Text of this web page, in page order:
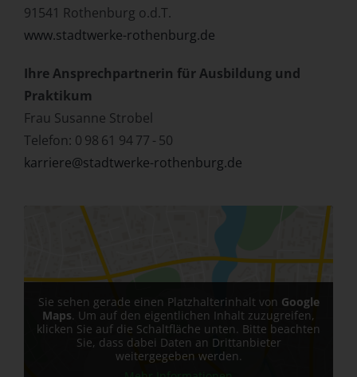
91541 Rothenburg o.d.T.
www.stadtwerke-rothenburg.de
Ihre Ansprechpartnerin für Ausbildung und
Praktikum
Frau Susanne Strobel
Telefon: 0 98 61 94 77 - 50
karriere@stadtwerke-rothenburg.de
Sie sehen gerade einen Platzhalterinhalt von Google
Maps. Um auf den eigentlichen Inhalt zuzugreifen,
klicken Sie auf die Schaltfläche unten. Bitte beachten
Sie, dass dabei Daten an Drittanbieter
weitergegeben werden.